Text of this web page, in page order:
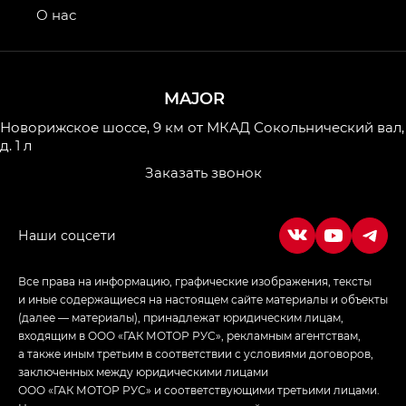
привод — GB AWD, Джи Эль Полный привод —
Джи Икс ПРЕМИУМ — GX PREMIUM, ЛАУНЖ —
Джи Эс — GS, Джи Эль с элементы экстерьера
MAJOR
Новорижское шоссе, 9 км от МКАД Сокольнический вал,
д. 1 л
Заказать звонок
О нас
Все права на информацию, графические изображения, тексты
и иные содержащиеся на настоящем сайте материалы и объекты
(далее — материалы), принадлежат юридическим лицам,
входящим в ООО «ГАК МОТОР РУС», рекламным агентствам,
а также иным третьим в соответствии с условиями договоров,
заключенных между юридическими лицами
ООО «ГАК МОТОР РУС» и соответствующими третьими лицами.